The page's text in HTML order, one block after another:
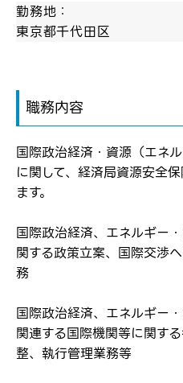
ログイン
勤務地：
東京都千代田区
職務内容
国際政治経済・資源（エネ
に関して、経済局資源安全
ます。
国際政治経済、エネルギー
関する政策立案、国際交渉
務
国際政治経済、エネルギー
関連する国際機関等に関す
整、執行管理業務等